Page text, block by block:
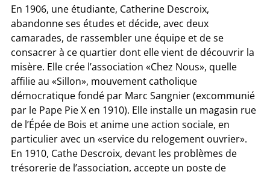
En 1906, une étudiante, Catherine Descroix,
abandonne ses études et décide, avec deux
camarades, de rassembler une équipe et de se
consacrer à ce quartier dont elle vient de découvrir la
misère. Elle crée l’association «Chez Nous», quelle
affilie au «Sillon», mouvement catholique
démocratique fondé par Marc Sangnier (excommunié
par le Pape Pie X en 1910). Elle installe un magasin rue
de l’Épée de Bois et anime une action sociale, en
particulier avec un «service du relogement ouvrier».
En 1910, Cathe Descroix, devant les problèmes de
trésorerie de l’association, accepte un poste de